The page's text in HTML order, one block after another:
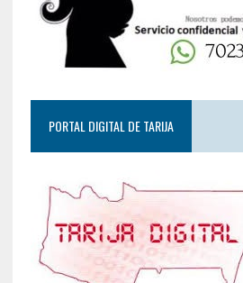
PORTAL DIGITAL DE TARIJA